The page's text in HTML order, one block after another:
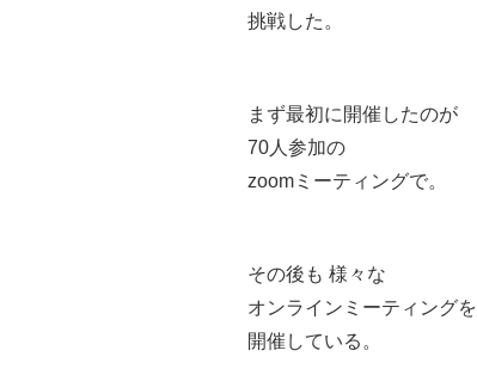
挑戦した。
まず最初に開催したのが
70人参加の
zoomミーティングで。
その後も 様々な
オンラインミーティングを
開催している。